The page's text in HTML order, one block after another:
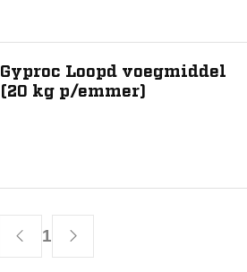
Gyproc Loopd voegmiddel
(20 kg p/emmer)
1